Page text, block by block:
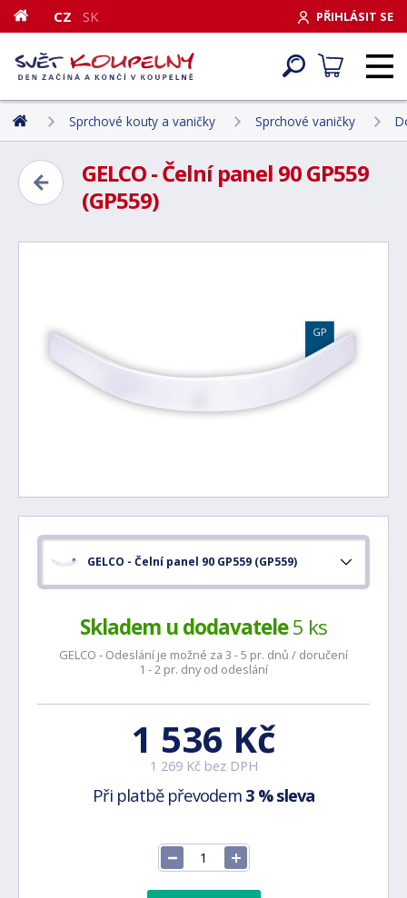
PŘIHLÁSIT SE
CZ SK
Sprchové kouty a vaničky Sprchové vaničky
GELCO - Čelní panel 90 GP559
(GP559)
GELCO - Čelní panel 90 GP559 (GP559)
Skladem u dodavatele5 ks
GELCO - Odeslání je možné za 3 - 5 pr. dnů / doručení
1 - 2 pr. dny od odeslání
1 536 Kč
1 269 Kč bez DPH
Při platbě převodem 3 % sleva